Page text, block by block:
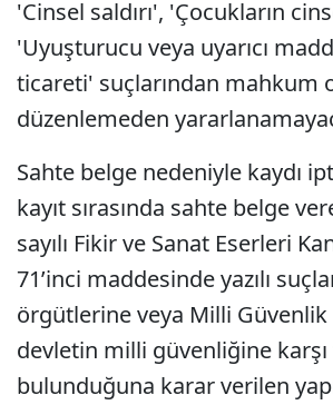
'Cinsel saldırı', 'Çocukların
'Uyuşturucu veya uyarıcı
ticareti' suçlarından mahkum
düzenlemeden
Sahte belge nedeniyle kaydı
kayıt sırasında sahte belge
sayılı Fikir ve Sanat Eserleri
71’inci maddesinde yazılı
örgütlerine veya Milli
devletin milli güvenliğine
bulunduğuna karar verilen